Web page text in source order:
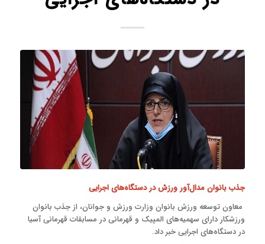
جذب بانوان مدال‌آور ورزش در دستگاه‌های اجرایی
معاون توسعه ورزش بانوان وزارت ورزش و جوانان، از جذب بانوان
ورزشکار دارای سهمیه‌های المپیک و قهرمانی در مسابقات قهرمانی آسیا
در دستگاه‌های اجرایی خبر داد.